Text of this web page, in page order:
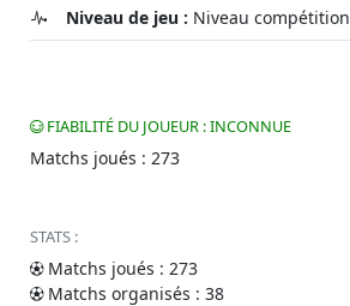
Niveau de jeu : Niveau compétition
FIABILITÉ DU JOUEUR : INCONNUE
Matchs joués : 273
STATS :
Matchs joués : 273
Matchs organisés : 38